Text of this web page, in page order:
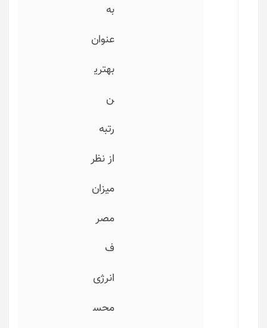
به
عنوان
بهتری
ن
رتبه
از نظر
میزان
مصر
ف
انرژی
محس